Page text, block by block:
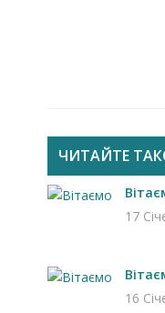
ЧИТАЙТЕ
17
16